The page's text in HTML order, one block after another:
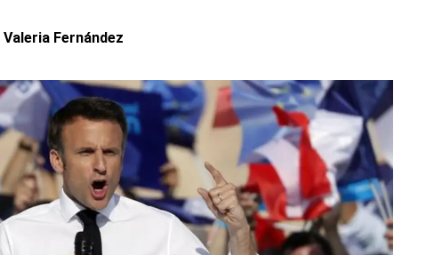
Valeria Fernández